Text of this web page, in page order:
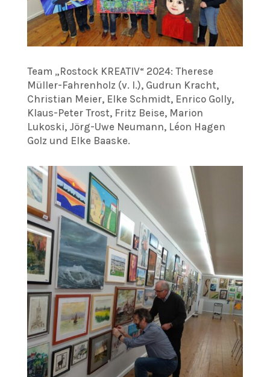
Team „Rostock KREATIV“ 2024: Therese
Müller-Fahrenholz (v. l.), Gudrun Kracht,
Christian Meier, Elke Schmidt, Enrico Golly,
Klaus-Peter Trost, Fritz Beise, Marion
Lukoski, Jörg-Uwe Neumann, Léon Hagen
Golz und Elke Baaske.